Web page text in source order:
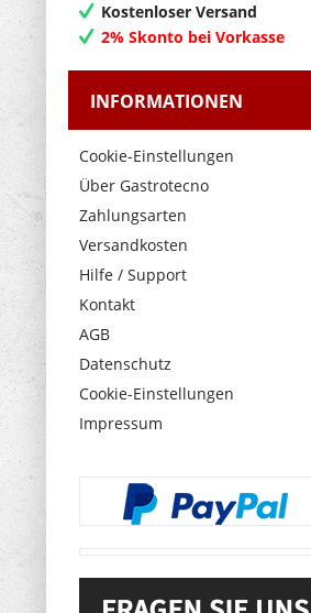
Kostenloser Versand
2% Skonto bei Vorkasse
INFORMATIONEN
Cookie-Einstellungen
Über Gastrotecno
Zahlungsarten
Versandkosten
Hilfe / Support
Kontakt
AGB
Datenschutz
Cookie-Einstellungen
Impressum